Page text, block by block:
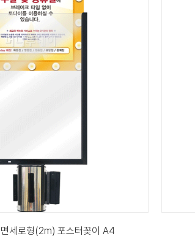
세로형(2m) 포스터꽂이 A4